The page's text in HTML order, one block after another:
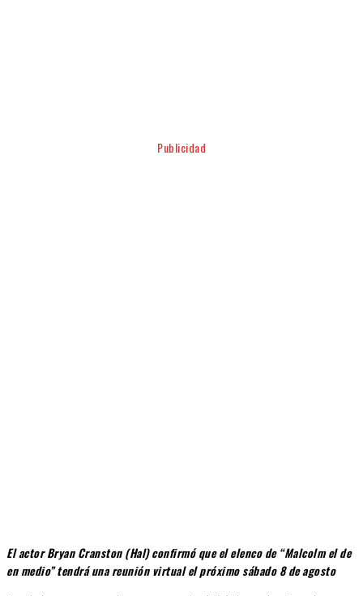
Publicidad
El actor Bryan Cranston (Hal) confirmó que el elenco de “Malcolm el de
en medio” tendrá una reunión virtual el próximo sábado 8 de agosto